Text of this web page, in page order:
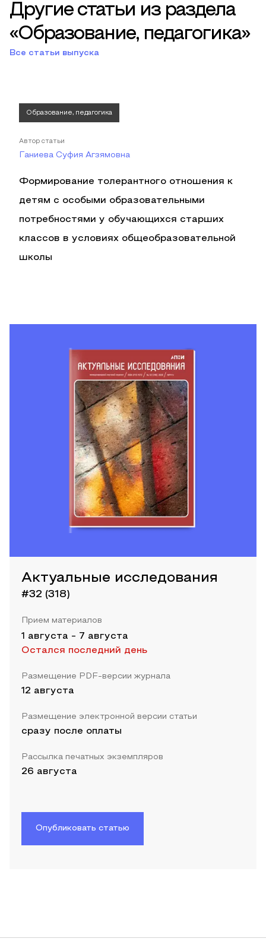
Другие статьи из раздела
«Образование, педагогика»
Все статьи выпуска
Образование, педагогика
Автор статьи
Ганиева Суфия Агзямовна
Формирование толерантного отношения к
детям с особыми образовательными
потребностями у обучающихся старших
классов в условиях общеобразовательной
школы
Актуальные исследования
#32 (318)
Прием материалов
1 августа - 7 августа
Остался последний день
Размещение PDF-версии журнала
12 августа
Размещение электронной версии статьи
сразу после оплаты
Рассылка печатных экземпляров
26 августа
Опубликовать статью